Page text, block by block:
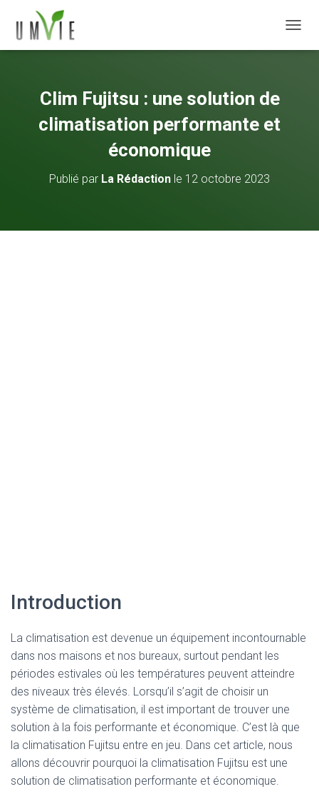
Clim Fujitsu : une solution de
climatisation performante et
économique
Publié par La Rédaction le 12 octobre 2023
Introduction
La climatisation est devenue un équipement incontournable
dans nos maisons et nos bureaux, surtout pendant les
périodes estivales où les températures peuvent atteindre
des niveaux très élevés. Lorsqu’il s’agit de choisir un
système de climatisation, il est important de trouver une
solution à la fois performante et économique. C’est là que
la climatisation Fujitsu entre en jeu. Dans cet article, nous
allons découvrir pourquoi la climatisation Fujitsu est une
solution de climatisation performante et économique.